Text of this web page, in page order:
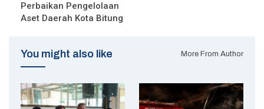
Perbaikan Pengelolaan
Aset Daerah Kota Bitung
You might also like More From Author